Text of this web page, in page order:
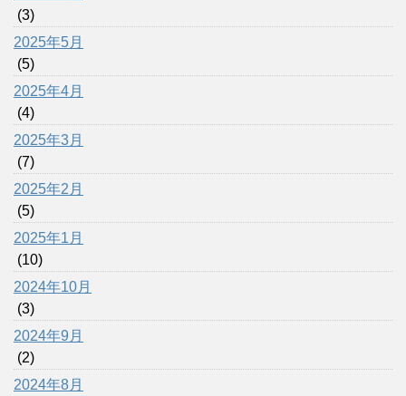
(3)
2025年5月
(5)
2025年4月
(4)
2025年3月
(7)
2025年2月
(5)
2025年1月
(10)
2024年10月
(3)
2024年9月
(2)
2024年8月